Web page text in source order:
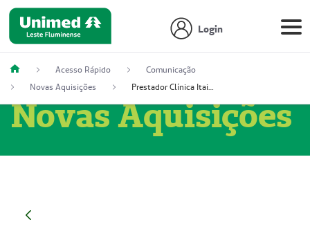
Login
Acesso Rápido
Comunicação
Novas Aquisições
Prestador Clínica Itaipú Ltda (51004348-2)
Novas Aquisições